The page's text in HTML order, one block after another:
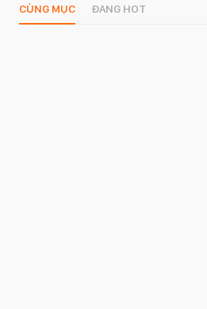
CÙNG MỤC ĐANG HOT